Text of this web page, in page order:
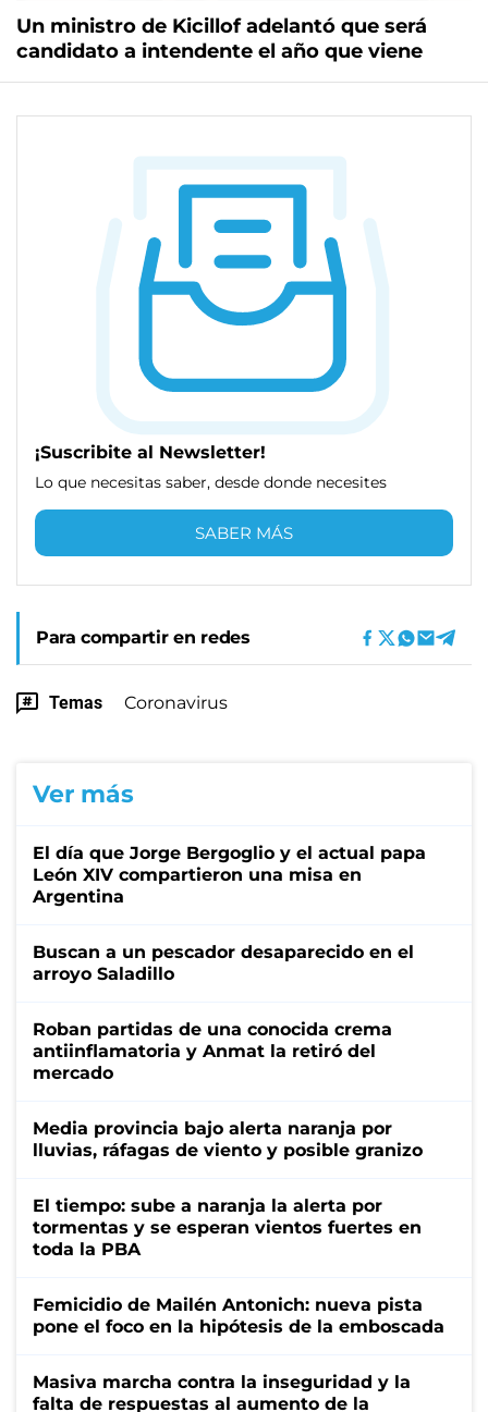
Un ministro de Kicillof adelantó que será
candidato a intendente el año que viene
¡Suscribite al Newsletter!
Lo que necesitas saber, desde donde necesites
SABER MÁS
Para compartir en redes
Temas Coronavirus
Ver más
El día que Jorge Bergoglio y el actual papa
León XIV compartieron una misa en
Argentina
Buscan a un pescador desaparecido en el
arroyo Saladillo
Roban partidas de una conocida crema
antiinflamatoria y Anmat la retiró del
mercado
Media provincia bajo alerta naranja por
lluvias, ráfagas de viento y posible granizo
El tiempo: sube a naranja la alerta por
tormentas y se esperan vientos fuertes en
toda la PBA
Femicidio de Mailén Antonich: nueva pista
pone el foco en la hipótesis de la emboscada
Masiva marcha contra la inseguridad y la
falta de respuestas al aumento de la